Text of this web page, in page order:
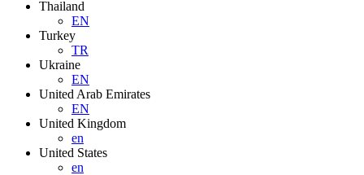
Thailand
EN
Turkey
TR
Ukraine
EN
United Arab Emirates
EN
United Kingdom
en
United States
en